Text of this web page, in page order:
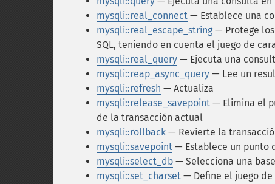
mysqli::real_connect — Establece una
mysqli::real_escape_string — Protege
SQL, teniendo en cuenta el juego de
mysqli::real_query — Ejecuta una
mysqli::reap_async_query — Lee un
mysqli::refresh — Actualiza
mysqli::release_savepoint — Elimina el
de la transacción actual
mysqli::rollback — Revierte la
mysqli::savepoint — Establece un punto
mysqli::select_db — Selecciona una
mysqli::set_charset — Define el juego